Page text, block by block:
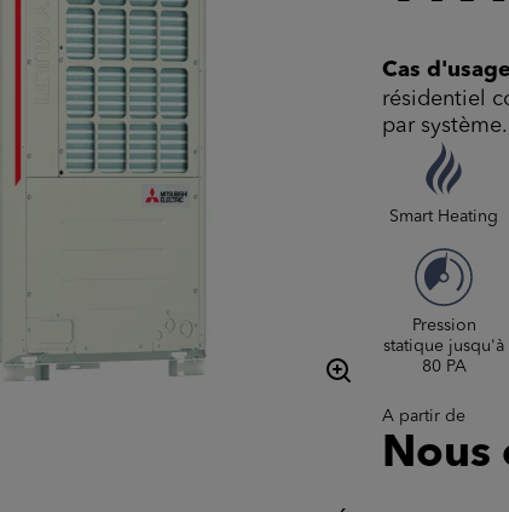
Cas
résidentiel
par système.
Smart Heating
Pression
statique jusqu'à
80 PA
A partir de
Nous